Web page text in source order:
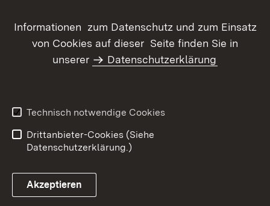
Informationen zum Datenschutz und zum Einsatz
von Cookies auf dieser Seite finden Sie in
unserer
Datenschutzerklärung
Technisch notwendige Cookies
Drittanbieter-Cookies (Siehe
Datenschutzerklärung.)
Akzeptieren